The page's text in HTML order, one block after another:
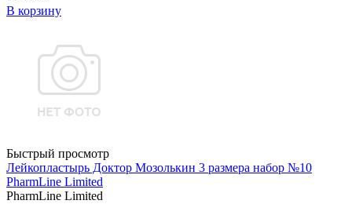
В корзину
Быстрый просмотр
Лейкопластырь Доктор Мозолькин 3 размера набор №10
PharmLine Limited
PharmLine Limited